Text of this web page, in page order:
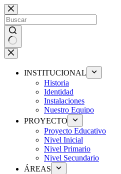
Saltar
al
contenido
Sin
resultados
INSTITUCIONAL
Historia
Identidad
Instalaciones
Nuestro Equipo
PROYECTO
Proyecto Educativo
Nivel Inicial
Nivel Primario
Nivel Secundario
ÁREAS